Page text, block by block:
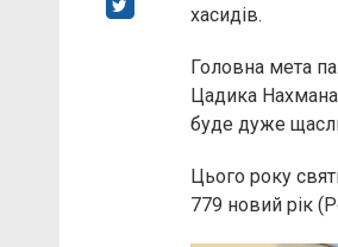
хасидів.
Головна мета
Цадика
буде дуже
Цього року
779 новий рік